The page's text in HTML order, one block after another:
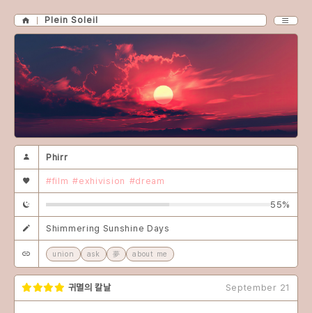
Plein Soleil
Phirr
#film #exhivision #dream
55%
Shimmering Sunshine Days
union ask 夢 about me
귀멸의 칼날 September 21